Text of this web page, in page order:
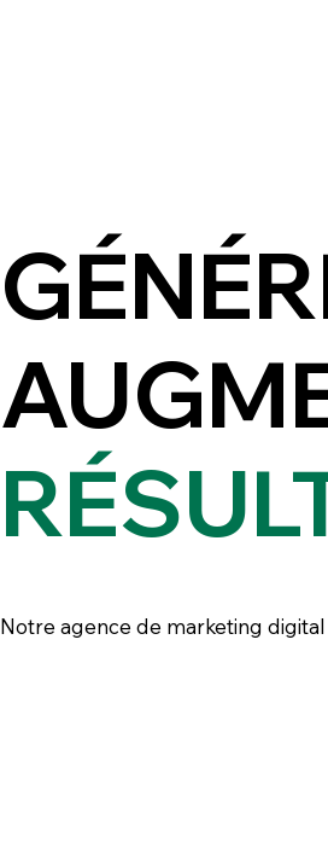
Notre agence de marketing